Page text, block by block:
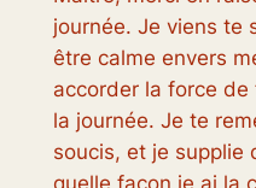
journée. Je viens te
être calme envers
accorder la force
la journée. Je te
soucis, et je supplie